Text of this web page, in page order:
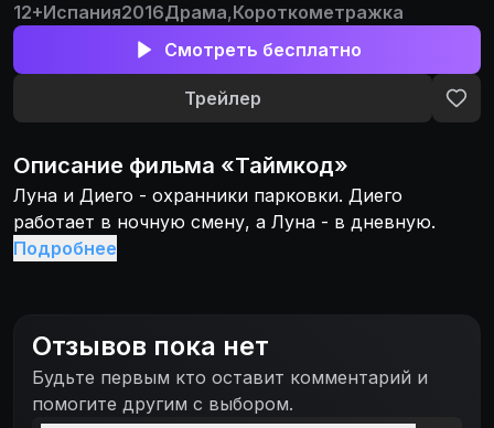
12+Испания2016Драма,Короткометражка
Смотреть бесплатно
Трейлер
Описание фильма «Таймкод»
Луна и Диего - охранники парковки. Диего
работает в ночную смену, а Луна - в дневную.
Подробнее
Отзывов пока нет
Будьте первым кто оставит комментарий и
помогите другим с выбором.